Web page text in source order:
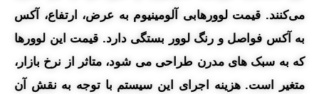
می‌کنند. قیمت لوورهابی آلومینیوم به عرض، ارتفاع، آکس
به آکس فواصل و رنگ لوور بستگی دارد. قیمت این لوورها
که به سبک های مدرن طراحی می شود، متاثر از نرخ بازار،
متغیر است. هزینه اجرای این سیستم با توجه به نقش آن